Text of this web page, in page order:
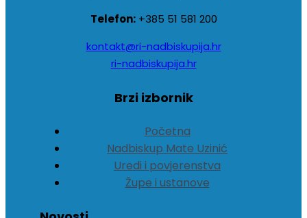
Telefon:+385 51 581 200
kontakt@ri-nadbiskupija.hr
ri-nadbiskupija.hr
Brzi izbornik
Početna
Nadbiskup Mate Uzinić
Uredi i povjerenstva
Župe i ustanove